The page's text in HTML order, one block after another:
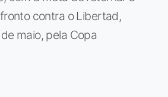
contra o Libertad,
maio, pela Copa